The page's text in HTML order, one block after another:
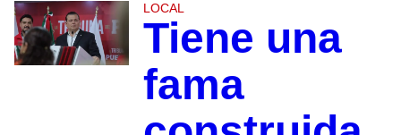
LOCAL
Tiene una
fama